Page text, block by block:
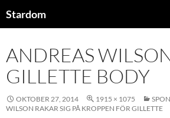
Stardom
INNEHÅLL
ANDREAS
GILLETTE BODY
OKTOBER 27, 2014 1915 × 1075
WILSON RAKAR SIG PÅ KROPPEN FÖR GILLETTE